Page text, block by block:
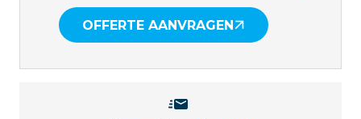
OFFERTE AANVRAGEN